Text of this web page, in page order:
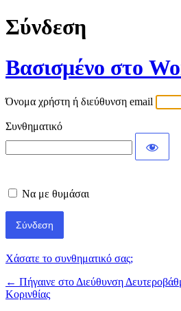
Σύνδεση
Βασισμένο στο
Όνομα χρήστη ή διεύθυνση email
Συνθηματικό
Να με θυμάσαι
Χάσατε το συνθηματικό σας;
← Πήγαινε στο Διεύθυνση
Κορινθίας